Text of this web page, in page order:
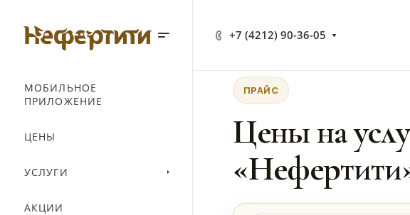
+7 (4212) 90-36-05
МОБИЛЬНОЕ
ПРИЛОЖЕНИЕ
ЦЕНЫ
УСЛУГИ
АКЦИИ
ПРАЙС
Цены на